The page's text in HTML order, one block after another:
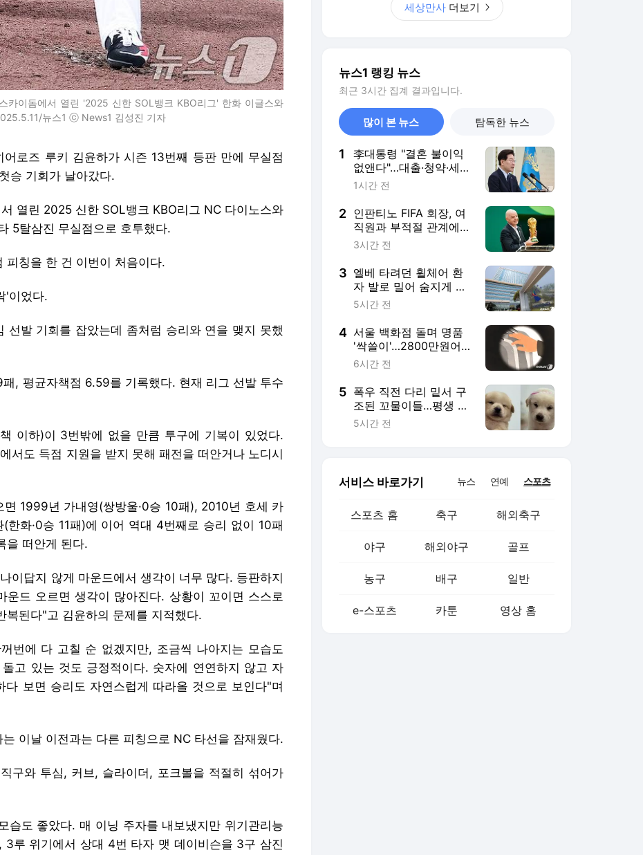
카이돔에서 열린 '2025 신한 SOL뱅크 KBO리그' 한화 이글스와
뉴스1 ⓒ News1 김성진 기자
로즈 루키 김윤하가 시즌 13번째 등판 만에 무실점
승 기회가 날아갔다.
열린 2025 신한 SOL뱅크 KBO리그 NC 다이노스와
5탈삼진 무실점으로 호투했다.
피칭을 한 건 이번이 처음이다.
'이었다.
선발 기회를 잡았는데 좀처럼 승리와 연을 맺지 못했
, 평균자책점 6.59를 기록했다. 현재 리그 선발 투수
이하)이 3번밖에 없을 만큼 투구에 기복이 있었다.
서도 득점 지원을 받지 못해 패전을 떠안거나 노디시
1999년 가내영(쌍방울·0승 10패), 2010년 호세 카
한화·0승 11패)에 이어 역대 4번째로 승리 없이 10패
을 떠안게 된다.
이답지 않게 마운드에서 생각이 너무 많다. 등판하지
드 오르면 생각이 많아진다. 상황이 꼬이면 스스로
복된다"고 김윤하의 문제를 지적했다.
번에 다 고칠 순 없겠지만, 조금씩 나아지는 모습도
고 있는 것도 긍정적이다. 숫자에 연연하지 않고 자
보면 승리도 자연스럽게 따라올 것으로 보인다"며
이날 이전과는 다른 피칭으로 NC 타선을 잠재웠다.
구와 투심, 커브, 슬라이더, 포크볼을 적절히 섞어가
습도 좋았다. 매 이닝 주자를 내보냈지만 위기관리능
루 위기에서 상대 4번 타자 맷 데이비슨을 3구 삼진
세상만사 더보기
뉴스1 랭킹 뉴스
최근 3시간 집계 결과입니다.
많이 본 뉴스 탐독한 뉴스
1
李대통령 "결혼 불이익
없앤다"…대출·청약·세제
22개 과제 점검
1시간 전
2 인판티노 FIFA 회장, 여
직원과 부적절 관계에
거액 퇴직금 지급 논란
3시간 전
3 엘베 타려던 휠체어 환
자 발로 밀어 숨지게 한
간병인 집유, 이유는
5시간 전
4 서울 백화점 돌며 명품
'싹쓸이'…2800만원어
치 훔친 중국인 실형
6시간 전
5 폭우 직전 다리 밑서 구
조된 꼬물이들…평생 가
족 기다려
5시간 전
서비스 바로가기 뉴스 연예 스포츠
스포츠 홈 축구 해외축구
야구 해외야구 골프
농구 배구 일반
e-스포츠 카툰 영상 홈